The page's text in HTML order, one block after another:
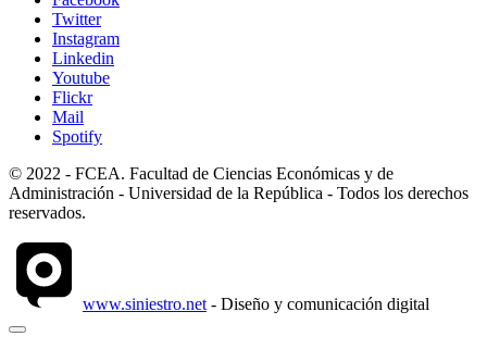
Twitter
Instagram
Linkedin
Youtube
Flickr
Mail
Spotify
© 2022 - FCEA. Facultad de Ciencias Económicas y de
Administración - Universidad de la República - Todos los derechos
reservados.
www.siniestro.net - Diseño y comunicación digital